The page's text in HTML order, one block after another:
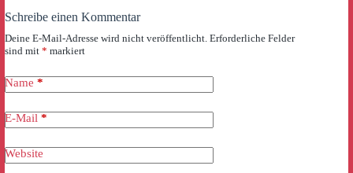
Schreibe einen Kommentar
Deine E-Mail-Adresse wird nicht veröffentlicht. Erforderliche Felder
sind mit * markiert
Name *
E-Mail *
Website